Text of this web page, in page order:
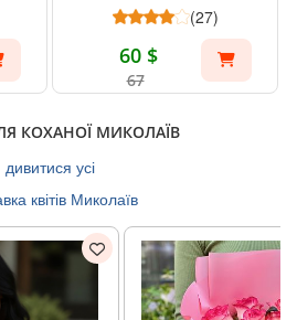
(27)
60 $
67
КОХАНОЇ МИКОЛАЇВ
дивитися усі
квітів Миколаїв